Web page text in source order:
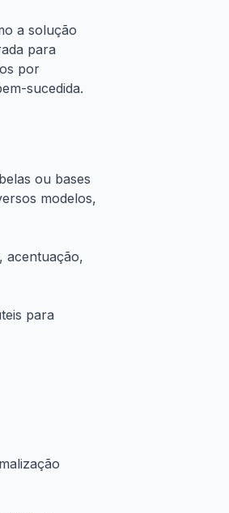
a solução
para
por
sucedida.
ou bases
modelos,
acentuação,
para